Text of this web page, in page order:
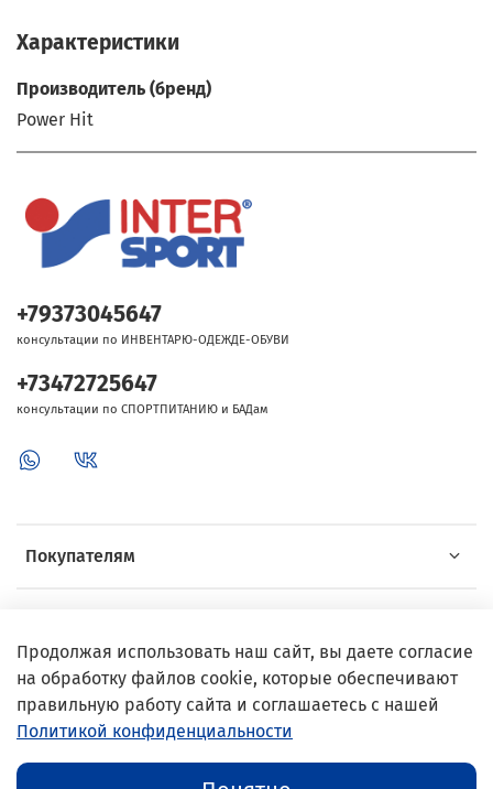
Характеристики
Производитель (бренд)
Power Hit
Покупателям
Выгодные предложения
+79373045647
консультации по ИНВЕНТАРЮ-ОДЕЖДЕ-ОБУВИ
+73472725647
консультации по СПОРТПИТАНИЮ и БАДам
Продолжая использовать наш сайт, вы даете согласие
на обработку файлов cookie, которые обеспечивают
правильную работу сайта и соглашаетесь с нашей
Политикой конфиденциальности